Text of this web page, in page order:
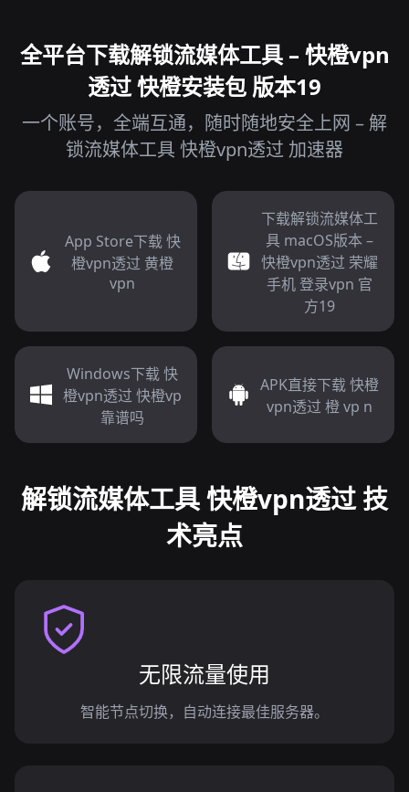
全平台下载解锁流媒体工具 – 快橙vpn
透过 快橙安装包 版本19
一个账号，全端互通，随时随地安全上网 – 解
锁流媒体工具 快橙vpn透过 加速器
App Store下载 快
橙vpn透过 黄橙
vpn
下载解锁流媒体工
具 macOS版本 –
快橙vpn透过 荣耀
手机 登录vpn 官
方19
Windows下载 快
橙vpn透过 快橙vp
靠谱吗
APK直接下载 快橙
vpn透过 橙 vp n
解锁流媒体工具 快橙vpn透过 技
术亮点
无限流量使用
智能节点切换，自动连接最佳服务器。